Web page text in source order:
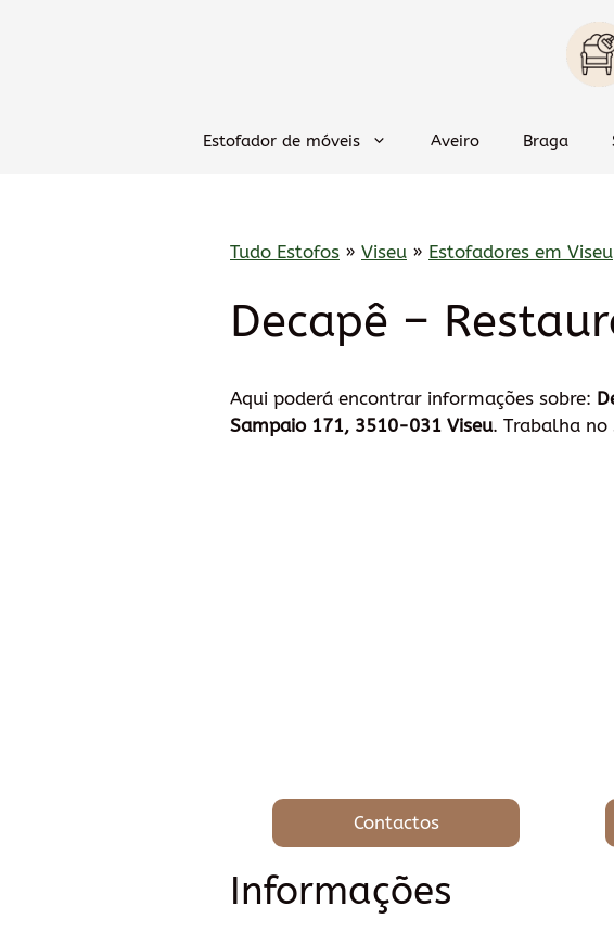
Estofador de móveis Aveiro Braga
Tudo Estofos » Viseu » Estofadores em Viseu
Decapê –
Aqui poderá encontrar informações sobre:
Sampaio 171, 3510-031 Viseu. Trabalha no
Contactos
Informações